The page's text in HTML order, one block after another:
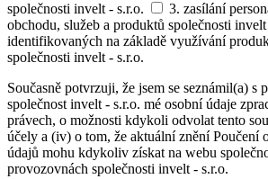
společnosti invelt - s.r.o.
3. zasílání
obchodu, služeb a produktů společnosti invelt
identifikovaných na základě využívání
společnosti invelt - s.r.o.
Současně potvrzuji, že jsem se seznámil(a) s
společnost invelt - s.r.o. mé osobní údaje
právech, o možnosti kdykoli odvolat tento
účely a (iv) o tom, že aktuální znění Poučení
údajů mohu kdykoliv získat na webu
provozovnách společnosti invelt - s.r.o.